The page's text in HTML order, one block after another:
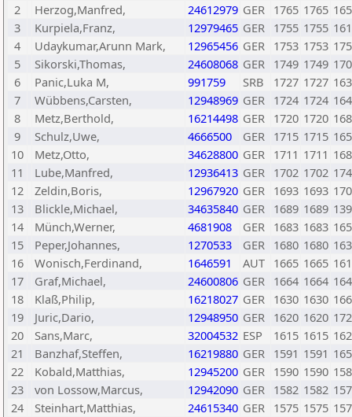
2
Herzog,Manfred, 24612979 GER 1765 1765
3
Kurpiela,Franz, 12979465 GER 1755 1755
4
Udaykumar,Arunn Mark, 12965456 GER 1753 1753
5
Sikorski,Thomas, 24608068 GER 1749 1749
6
Panic,Luka M, 991759 SRB 1727 1727
7
Wübbens,Carsten, 12948969 GER 1724 1724
8
Metz,Berthold, 16214498 GER 1720 1720
9
Schulz,Uwe, 4666500 GER 1715 1715
10
Metz,Otto, 34628800 GER 1711 1711
11
Lube,Manfred, 12936413 GER 1702 1702
12
Zeldin,Boris, 12967920 GER 1693 1693
13
Blickle,Michael, 34635840 GER 1689 1689
14
Münch,Werner, 4681908 GER 1683 1683
15
Peper,Johannes, 1270533 GER 1680 1680
16
Wonisch,Ferdinand, 1646591 AUT 1665 1665
17
Graf,Michael, 24600806 GER 1664 1664
18
Klaß,Philip, 16218027 GER 1630 1630
19
Juric,Dario, 12948950 GER 1620 1620
20
Sans,Marc, 32004532 ESP 1615 1615
21
Banzhaf,Steffen, 16219880 GER 1591 1591
22
Kobald,Matthias, 12945200 GER 1590 1590
23
von Lossow,Marcus, 12942090 GER 1582 1582
24
Steinhart,Matthias, 24615340 GER 1575 1575